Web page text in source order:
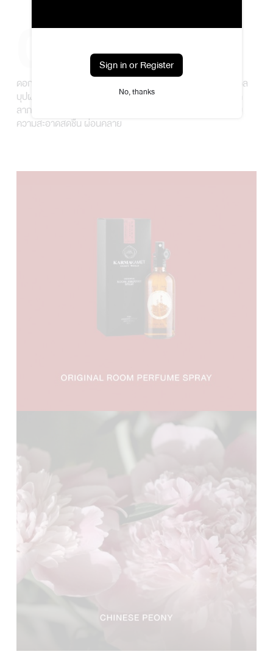
04 กลิ่น Chinese Peony
ดอกไม้แห่งเกียรติยศ และได้รับการขนานนามว่าเป็น “ราชาแห่งมวล
บุปผชาติ” สัญลักษณ์ของความโชคดี ความอุดมสมบูรณ์ และโชค
ลาภ ผ่านกลิ่นหอมเย้ายวนที่น่าค้นหาในโทน Floral Note เจือกับ
ความสะอาดสดชื่น ผ่อนคลาย
Sign in or Register
No, thanks